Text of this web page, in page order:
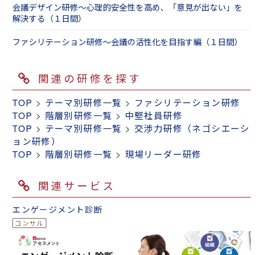
会議デザイン研修～心理的安全性を高め、「意見が出ない」を
解決する（１日間）
ファシリテーション研修～会議の活性化を目指す編（１日間）
関連の研修を探す
TOP > テーマ別研修一覧 > ファシリテーション研修
TOP > 階層別研修一覧 > 中堅社員研修
TOP > テーマ別研修一覧 > 交渉力研修（ネゴシエーシ
ョン研修）
TOP > 階層別研修一覧 > 現場リーダー研修
関連サービス
エンゲージメント診断